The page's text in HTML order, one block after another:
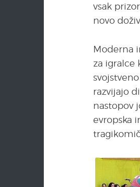
vsak
novo
Moderna
za igralce
razvijajo
nastopov
evropska